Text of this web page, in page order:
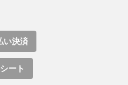
い決済
ート